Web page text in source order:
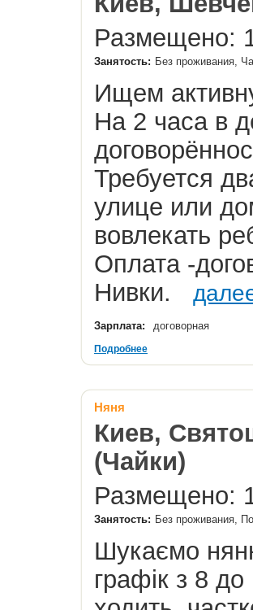
Размещено:
Занятость: Без проживания,
Ищем
На 2 часа в
Требуется
улице или
вовлекать
Оплата -
Нивки.
Зарплата: договорная
Подробнее
Няня
Киев,
(Чайки)
Размещено:
Занятость: Без проживания,
Шукаємо
графік з 8